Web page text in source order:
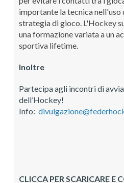
importante la tecnica nell'uso
strategia di gioco. L'Hockey
una formazione variata a un
sportiva lifetime.
Inoltre
Partecipa agli incontri di
dell’Hockey!
Info:
CLICCA PER SCARICARE E